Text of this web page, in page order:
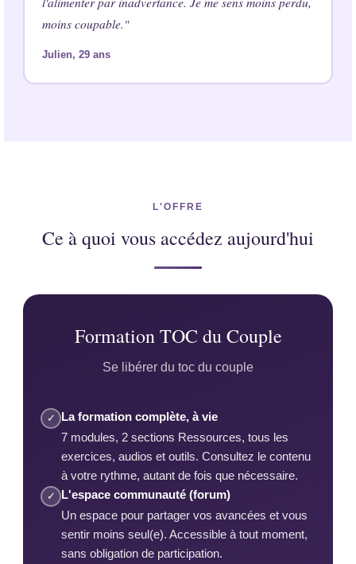
moins coupable."
Julien, 29 ans
L'OFFRE
Ce à quoi vous accédez aujourd'hui
Formation TOC du Couple
Se libérer du toc du couple
✓ La formation complète, à vie
7 modules, 2 sections Ressources, tous les
exercices, audios et outils. Consultez le contenu
à votre rythme, autant de fois que nécessaire.
✓ L'espace communauté (forum)
Un espace pour partager vos avancées et vous
sentir moins seul(e). Accessible à tout moment,
sans obligation de participation.